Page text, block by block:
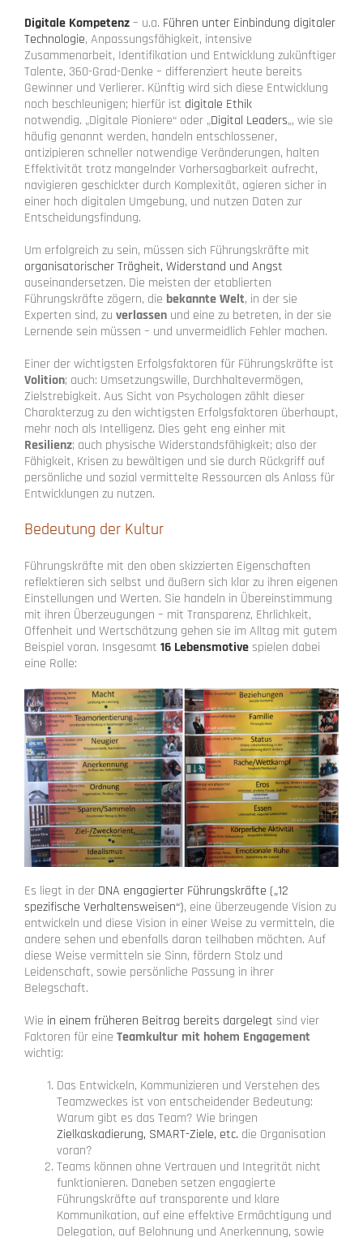
Digitale Kompetenz– u.a. Führen unter Einbindung digitaler
Technologie, Anpassungsfähigkeit, intensive
Zusammenarbeit, Identifikation und Entwicklung zukünftiger
Talente, 360-Grad-Denke – differenziert heute bereits
Gewinner und Verlierer. Künftig wird sich diese Entwicklung
noch beschleunigen; hierfür ist digitale Ethik
notwendig. „Digitale Pioniere“ oder „Digital Leaders„, wie sie
häufig genannt werden, handeln entschlossener,
antizipieren schneller notwendige Veränderungen, halten
Effektivität trotz mangelnder Vorhersagbarkeit aufrecht,
navigieren geschickter durch Komplexität, agieren sicher in
einer hoch digitalen Umgebung, und nutzen Daten zur
Entscheidungsfindung.
Um erfolgreich zu sein, müssen sich Führungskräfte mit
organisatorischer Trägheit, Widerstand und Angst
auseinandersetzen. Die meisten der etablierten
Führungskräfte zögern, die bekannte Welt, in der sie
Experten sind, zu verlassen und eine zu betreten, in der sie
Lernende sein müssen – und unvermeidlich Fehler machen.
Einer der wichtigsten Erfolgsfaktoren für Führungskräfte ist
Volition; auch: Umsetzungswille, Durchhaltevermögen,
Zielstrebigkeit. Aus Sicht von Psychologen zählt dieser
Charakterzug zu den wichtigsten Erfolgsfaktoren überhaupt,
mehr noch als Intelligenz. Dies geht eng einher mit
Resilienz; auch physische Widerstandsfähigkeit; also der
Fähigkeit, Krisen zu bewältigen und sie durch Rückgriff auf
persönliche und sozial vermittelte Ressourcen als Anlass für
Entwicklungen zu nutzen.
Bedeutung der Kultur
Führungskräfte mit den oben skizzierten Eigenschaften
reflektieren sich selbst und äußern sich klar zu ihren eigenen
Einstellungen und Werten. Sie handeln in Übereinstimmung
mit ihren Überzeugungen – mit Transparenz, Ehrlichkeit,
Offenheit und Wertschätzung gehen sie im Alltag mit gutem
Beispiel voran. Insgesamt 16 Lebensmotive spielen dabei
eine Rolle:
Es liegt in der DNA engagierter Führungskräfte („12
spezifische Verhaltensweisen“), eine überzeugende Vision zu
entwickeln und diese Vision in einer Weise zu vermitteln, die
andere sehen und ebenfalls daran teilhaben möchten. Auf
diese Weise vermitteln sie Sinn, fördern Stolz und
Leidenschaft, sowie persönliche Passung in ihrer
Belegschaft.
Wie in einem früheren Beitrag bereits dargelegt sind vier
Faktoren für eine Teamkultur mit hohem Engagement
wichtig:
Das Entwickeln, Kommunizieren und Verstehen des
Teamzweckes ist von entscheidender Bedeutung:
Warum gibt es das Team? Wie bringen
Zielkaskadierung, SMART-Ziele, etc. die Organisation
voran?
Teams können ohne Vertrauen und Integrität nicht
funktionieren. Daneben setzen engagierte
Führungskräfte auf transparente und klare
Kommunikation, auf eine effektive Ermächtigung und
Delegation, auf Belohnung und Anerkennung, sowie